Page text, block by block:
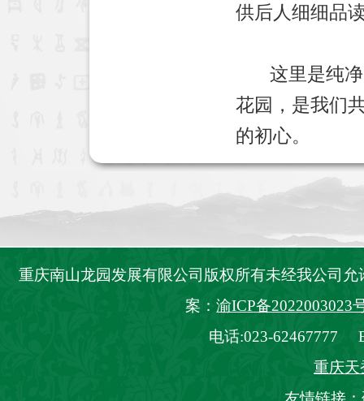
供后人细细品
这里是纯净
花园，是我们
的初心。
重庆南山龙园发展有限公司版权所有未经我公
案：渝ICP备2022003023
电话:023-62467777
重庆天